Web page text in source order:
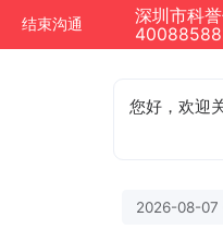
结束沟通
您好，欢迎
2026-08-07